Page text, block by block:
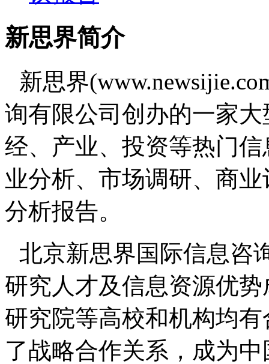
新思界简介
新思界
询有限公司创办的一家
经、产业、投资等热门
业分析、市场调研、商
分析报告。
北京新思界国际信息咨
研究人才及信息资源优
研究院等高校和机构均
了战略合作关系，成为